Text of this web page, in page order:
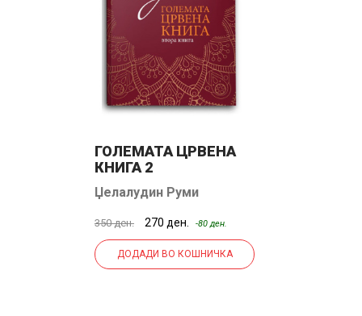
ГОЛЕМАТА ЦРВЕНА
КНИГА 2
Џелалудин Руми
350 ден. 270 ден. -80 ден.
ДОДАДИ ВО КОШНИЧКА